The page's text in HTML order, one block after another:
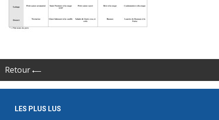
Retour
LES PLUS LUS